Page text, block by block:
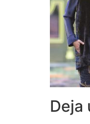
Deja